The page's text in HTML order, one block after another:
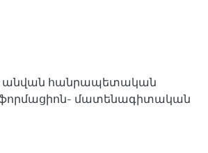
անվան հանրապետական
մատենագիտական